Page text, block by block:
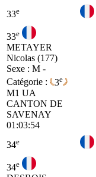
33e
33e
METAYER
Nicolas (177)
Sexe : M -
Catégorie :
3e
M1 UA
CANTON DE
SAVENAY
01:03:54
34e
34e